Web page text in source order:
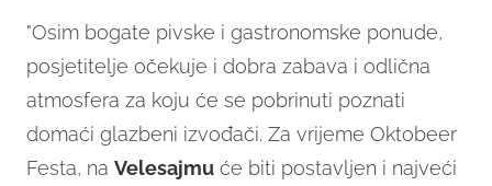
"Osim bogate pivske i gastronomske ponude,
posjetitelje očekuje i dobra zabava i odlična
atmosfera za koju će se pobrinuti poznati
domaći glazbeni izvođači. Za vrijeme Oktobeer
Festa, na Velesajmu će biti postavljen i najveći